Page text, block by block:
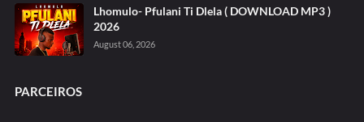
Lhomulo- Pfulani Ti Dlela ( DOWNLOAD MP3 )
2026
August 06, 2026
PARCEIROS